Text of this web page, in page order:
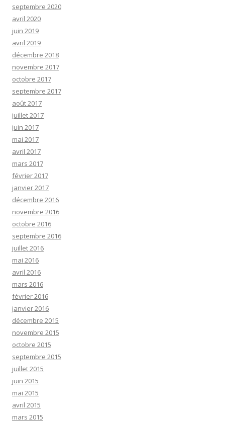
septembre 2020
avril 2020
juin 2019
avril 2019
décembre 2018
novembre 2017
octobre 2017
septembre 2017
août 2017
juillet 2017
juin 2017
mai 2017
avril 2017
mars 2017
février 2017
janvier 2017
décembre 2016
novembre 2016
octobre 2016
septembre 2016
juillet 2016
mai 2016
avril 2016
mars 2016
février 2016
janvier 2016
décembre 2015
novembre 2015
octobre 2015
septembre 2015
juillet 2015
juin 2015
mai 2015
avril 2015
mars 2015